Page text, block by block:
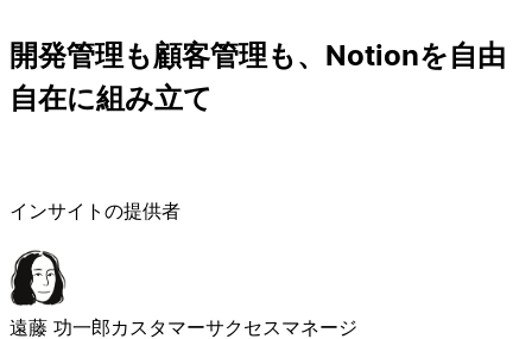
開発管理も顧客管理も、Notionを自由
自在に組み立て
インサイトの提供者
遠藤 功一郎カスタマーサクセスマネージ